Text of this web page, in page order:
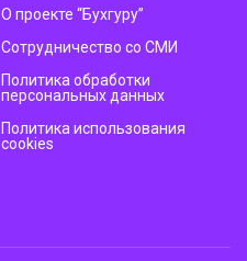
О проекте “Бухгуру”
Сотрудничество со СМИ
Политика обработки
персональных данных
Политика использования
cookies